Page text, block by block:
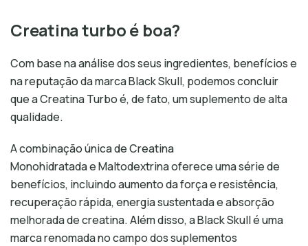
Creatina turbo é boa?
Com base na análise dos seus ingredientes, benefícios e
na reputação da marca Black Skull, podemos concluir
que a Creatina Turbo é, de fato, um suplemento de alta
qualidade.
A combinação única de Creatina
Monohidratada e Maltodextrina oferece uma série de
benefícios, incluindo aumento da força e resistência,
recuperação rápida, energia sustentada e absorção
melhorada de creatina. Além disso, a Black Skull é uma
marca renomada no campo dos suplementos